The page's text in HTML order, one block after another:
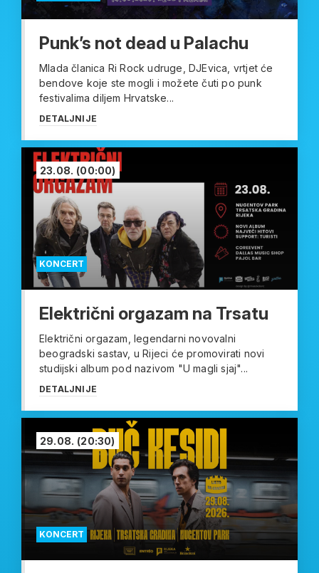
Punk’s not dead u Palachu
Mlada članica Ri Rock udruge, DJEvica, vrtjet će
bendove koje ste mogli i možete čuti po punk
festivalima diljem Hrvatske...
DETALJNIJE
KONCERT
23.08. (00:00)
Električni orgazam na Trsatu
Električni orgazam, legendarni novovalni
beogradski sastav, u Rijeci će promovirati novi
studijski album pod nazivom "U magli sjaj"...
DETALJNIJE
KONCERT
29.08. (20:30)